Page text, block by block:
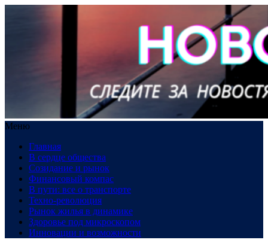
Меню
Главная
В сердце общества
Созидание и рынок
Финансовый компас
В пути: все о транспорте
Техно-революция
Рынок жилья в динамике
Здоровье под микроскопом
Инновации и возможности